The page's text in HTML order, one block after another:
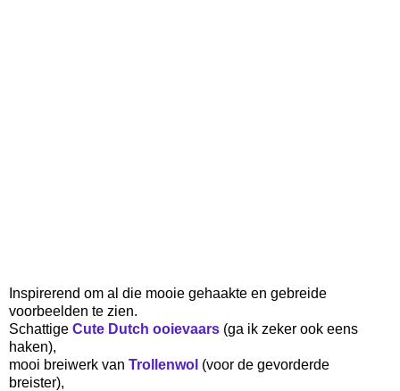
Inspirerend om al die mooie gehaakte en gebreide
voorbeelden te zien.
Schattige Cute Dutch ooievaars (ga ik zeker ook eens
haken),
mooi breiwerk van Trollenwol (voor de gevorderde
breister),